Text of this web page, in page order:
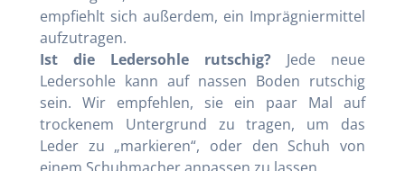
empfiehlt sich außerdem, ein Imprägniermittel
aufzutragen.
Ist die Ledersohle rutschig? Jede neue
Ledersohle kann auf nassen Boden rutschig
sein. Wir empfehlen, sie ein paar Mal auf
trockenem Untergrund zu tragen, um das
Leder zu „markieren“, oder den Schuh von